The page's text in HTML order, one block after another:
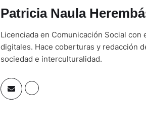
Patricia Naula
Licenciada en Comunicación Social
digitales. Hace coberturas y redacción
sociedad e interculturalidad.